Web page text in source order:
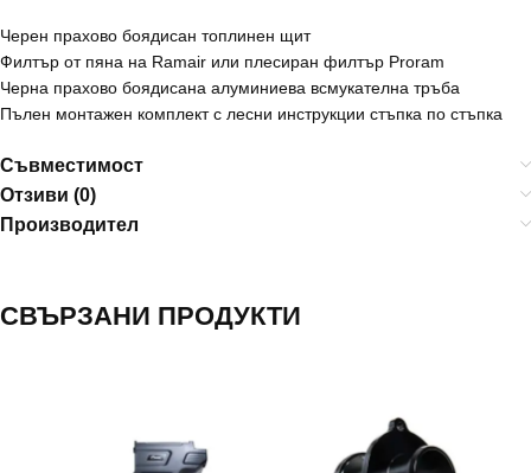
Черен прахово боядисан топлинен щит
Филтър от пяна на Ramair или плесиран филтър Proram
Черна прахово боядисана алуминиева всмукателна тръба
Пълен монтажен комплект с лесни инструкции стъпка по стъпка
Съвместимост
Отзиви (0)
Производител
СВЪРЗАНИ ПРОДУКТИ